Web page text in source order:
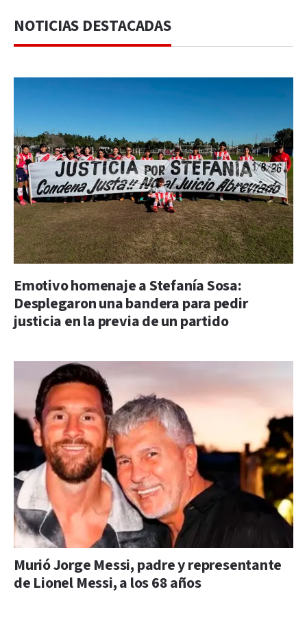
NOTICIAS DESTACADAS
Emotivo homenaje a Stefanía Sosa:
Desplegaron una bandera para pedir
justicia en la previa de un partido
Murió Jorge Messi, padre y representante
de Lionel Messi, a los 68 años